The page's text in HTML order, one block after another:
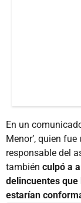
En un
Menor’, quien
responsable del
también culpó a
delincuentes
estarían